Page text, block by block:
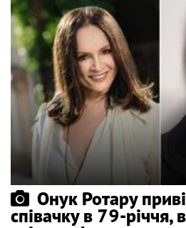
Онук Ротару
співачку в 79-річчя,